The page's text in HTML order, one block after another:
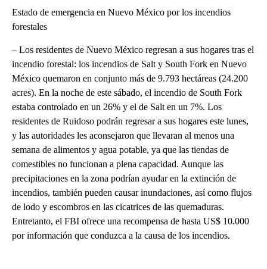
Estado de emergencia en Nuevo México por los incendios
forestales
– Los residentes de Nuevo México regresan a sus hogares tras el
incendio forestal: los incendios de Salt y South Fork en Nuevo
México quemaron en conjunto más de 9.793 hectáreas (24.200
acres). En la noche de este sábado, el incendio de South Fork
estaba controlado en un 26% y el de Salt en un 7%. Los
residentes de Ruidoso podrán regresar a sus hogares este lunes,
y las autoridades les aconsejaron que llevaran al menos una
semana de alimentos y agua potable, ya que las tiendas de
comestibles no funcionan a plena capacidad. Aunque las
precipitaciones en la zona podrían ayudar en la extinción de
incendios, también pueden causar inundaciones, así como flujos
de lodo y escombros en las cicatrices de las quemaduras.
Entretanto, el FBI ofrece una recompensa de hasta US$ 10.000
por información que conduzca a la causa de los incendios.